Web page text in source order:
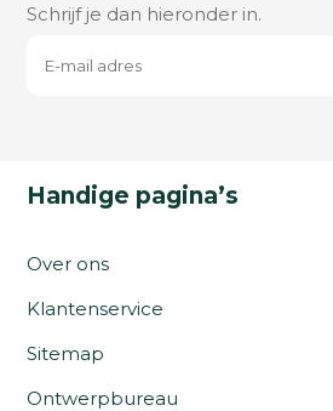
Schrijf je dan hieronder in.
Handige pagina’s
Over ons
Klantenservice
Sitemap
Ontwerpbureau